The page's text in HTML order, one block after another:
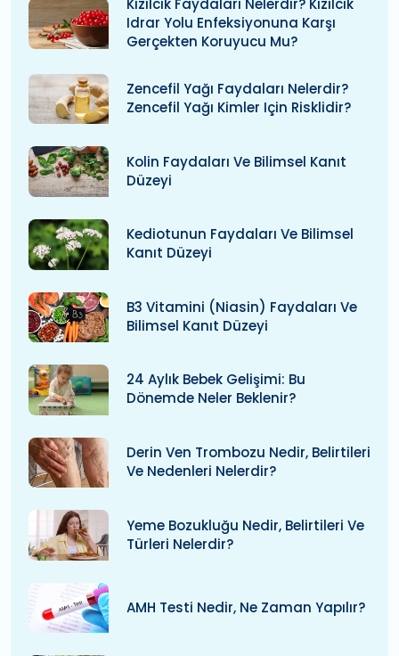
Kızılcık Faydaları Nelerdir? Kızılcık
Idrar Yolu Enfeksiyonuna Karşı
Gerçekten Koruyucu Mu?
Zencefil Yağı Faydaları Nelerdir?
Zencefil Yağı Kimler Için Risklidir?
Kolin Faydaları Ve Bilimsel Kanıt
Düzeyi
Kediotunun Faydaları Ve Bilimsel
Kanıt Düzeyi
B3 Vitamini (niasin) Faydaları Ve
Bilimsel Kanıt Düzeyi
24 Aylık Bebek Gelişimi: Bu
Dönemde Neler Beklenir?
Derin Ven Trombozu Nedir, Belirtileri
Ve Nedenleri Nelerdir?
Yeme Bozukluğu Nedir, Belirtileri Ve
Türleri Nelerdir?
AMH Testi Nedir, Ne Zaman Yapılır?